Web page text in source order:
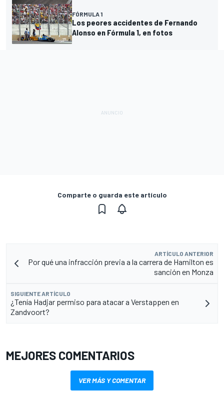
FÓRMULA 1
Los peores accidentes de Fernando
Alonso en Fórmula 1, en fotos
Comparte o guarda este artículo
ARTÍCULO ANTERIOR
Por qué una infracción previa a la carrera de Hamilton es
sanción en Monza
SIGUIENTE ARTÍCULO
¿Tenía Hadjar permiso para atacar a Verstappen en
Zandvoort?
MEJORES COMENTARIOS
VER MÁS Y COMENTAR